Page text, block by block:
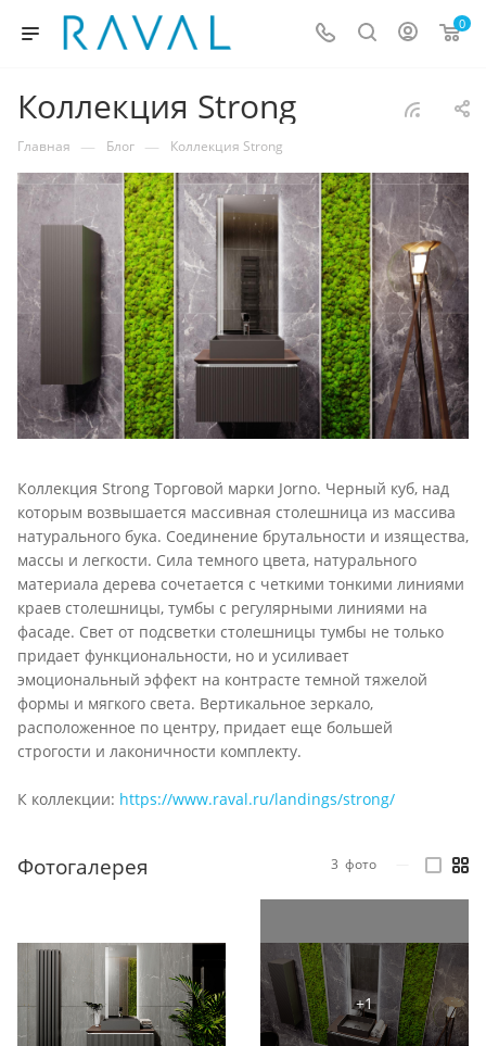
0
Коллекция Strong
Главная — Блог — Коллекция Strong
Коллекция Strong Торговой марки Jorno. Черный куб, над
которым возвышается массивная столешница из массива
натурального бука. Соединение брутальности и изящества,
массы и легкости. Сила темного цвета, натурального
материала дерева сочетается с четкими тонкими линиями
краев столешницы, тумбы с регулярными линиями на
фасаде. Свет от подсветки столешницы тумбы не только
придает функциональности, но и усиливает
эмоциональный эффект на контрасте темной тяжелой
формы и мягкого света. Вертикальное зеркало,
расположенное по центру, придает еще большей
строгости и лаконичности комплекту.
К коллекции: https://www.raval.ru/landings/strong/
Фотогалерея 3 фото